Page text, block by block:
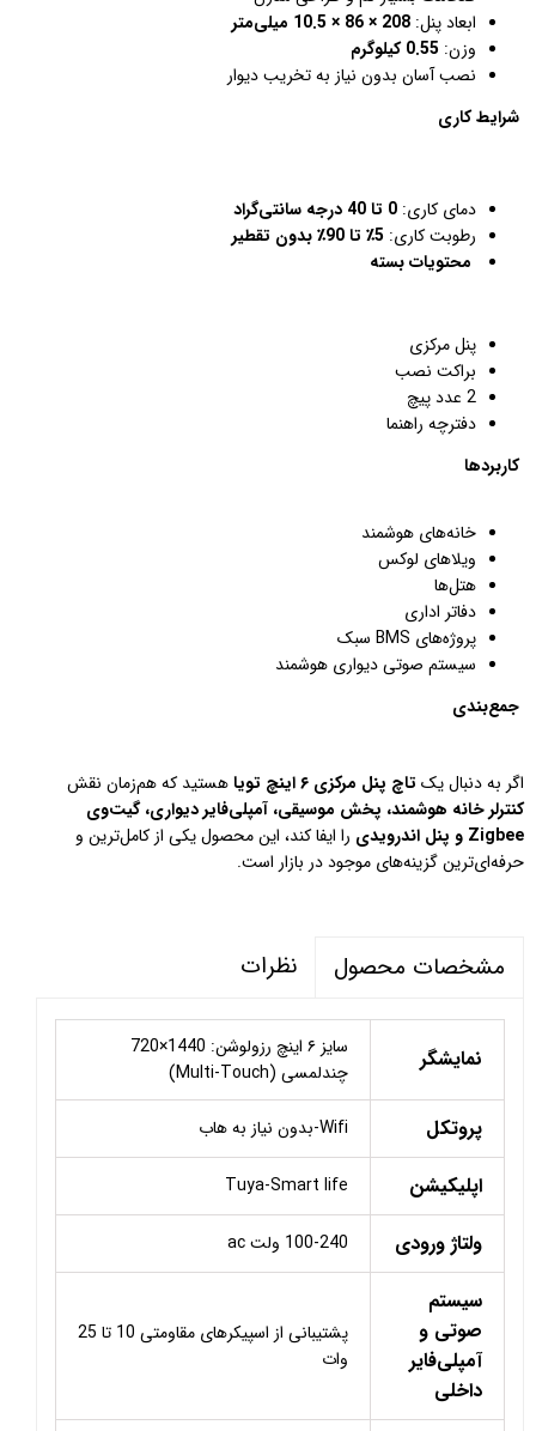
ابعاد پنل: 208 × 86 × 10.5 میلی‌متر
وزن: 0.55 کیلوگرم
نصب آسان بدون نیاز به تخریب دیوار
شرایط کاری
دمای کاری: 0 تا 40 درجه سانتی‌گراد
رطوبت کاری: 5٪ تا 90٪ بدون تقطیر
محتویات بسته
پنل مرکزی
براکت نصب
2 عدد پیچ
دفترچه راهنما
کاربردها
خانه‌های هوشمند
ویلاهای لوکس
هتل‌ها
دفاتر اداری
پروژه‌های BMS سبک
سیستم صوتی دیواری هوشمند
جمع‌بندی
اگر به دنبال یک تاچ پنل مرکزی ۶ اینچ تویا
هستید که هم‌زمان نقش
کنترلر خانه هوشمند، پخش موسیقی، آمپلی‌فایر دیواری، گیت‌وی
Zigbee و پنل اندرویدی
را ایفا کند، این محصول یکی از کامل‌ترین و
حرفه‌ای‌ترین گزینه‌های موجود در بازار است.
مشخصات محصول نظرات
نمایشگر
سایز ۶ اینچ رزولوشن: 1440×720
چندلمسی (Multi-Touch)
پروتکل Wifi-بدون نیاز به هاب
اپلیکیشن Tuya-Smart life
ولتاژ ورودی 100-240 ولت ac
سیستم
صوتی و
آمپلی‌فایر
داخلی
پشتیبانی از اسپیکرهای مقاومتی 10 تا 25
وات